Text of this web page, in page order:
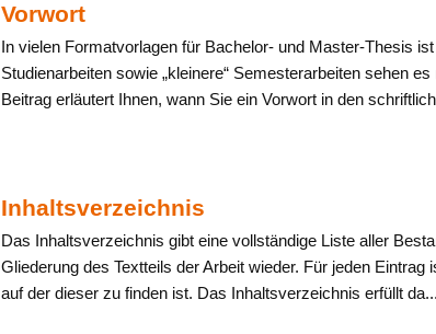
Vorwort
In vielen Formatvorlagen für Bachelor- und Master-Thesis
Studienarbeiten sowie „kleinere“ Semesterarbeiten sehen
Beitrag erläutert Ihnen, wann Sie ein Vorwort in den
Inhaltsverzeichnis
Das Inhaltsverzeichnis gibt eine vollständige Liste aller
Gliederung des Textteils der Arbeit wieder. Für jeden Eintrag
auf der dieser zu finden ist. Das Inhaltsverzeichnis erfüllt da...